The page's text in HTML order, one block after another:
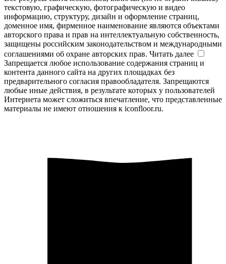
текстовую, графическую, фотографическую и видео
информацию, структуру, дизайн и оформление страниц,
доменное имя, фирменное наименование являются объектами
авторского права и прав на интеллектуальную собственность,
защищены российским законодательством и международными
соглашениями об охране авторских прав. Читать далее
Запрещается любое использование содержания страниц и
контента данного сайта на других площадках без
предварительного согласия правообладателя. Запрещаются
любые иные действия, в результате которых у пользователей
Интернета может сложиться впечатление, что представленные
материалы не имеют отношения к iconfloor.ru.